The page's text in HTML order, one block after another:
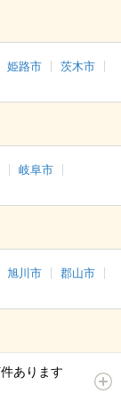
姫路市
茨木市
岐阜市
旭川市
郡山市
あります